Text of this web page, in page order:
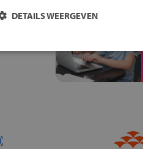
DETAILS WEERGEVEN